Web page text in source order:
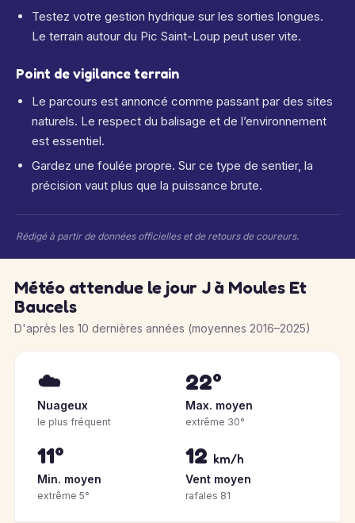
Testez votre gestion hydrique sur les sorties longues.
Le terrain autour du Pic Saint-Loup peut user vite.
Point de vigilance terrain
Le parcours est annoncé comme passant par des sites
naturels. Le respect du balisage et de l’environnement
est essentiel.
Gardez une foulée propre. Sur ce type de sentier, la
précision vaut plus que la puissance brute.
Rédigé à partir de données officielles et de retours de coureurs.
Météo attendue le jour J à Moules Et
Baucels
D'après les 10 dernières années (moyennes 2016–2025)
☁️
Nuageux
le plus fréquent
22°
Max. moyen
extrême 30°
11°
Min. moyen
extrême 5°
12 km/h
Vent moyen
rafales 81